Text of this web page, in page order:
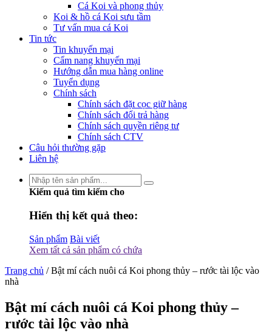
Cá Koi và phong thủy
Koi & hồ cá Koi sưu tầm
Tư vấn mua cá Koi
Tin tức
Tin khuyến mại
Cẩm nang khuyến mại
Hướng dẫn mua hàng online
Tuyển dụng
Chính sách
Chính sách đặt cọc giữ hàng
Chính sách đổi trả hàng
Chính sách quyền riêng tư
Chính sách CTV
Câu hỏi thường gặp
Liên hệ
Kiếm quả tìm kiếm cho
Hiển thị kết quả theo:
Sản phẩm Bài viết
Xem tất cả sản phẩm có chứa
Trang chủ /Bật mí cách nuôi cá Koi phong thủy – rước tài lộc vào
nhà
Bật mí cách nuôi cá Koi phong thủy –
rước tài lộc vào nhà